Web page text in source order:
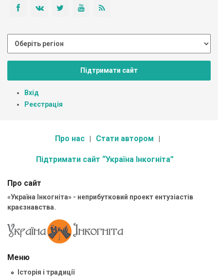
Підтримати сайт
Вхід
Реєстрація
Про нас Стати автором
Підтримати сайт “Україна Інкогніта”
Про сайт
«Україна Інкогніта» - неприбутковий проект ентузіастів
краєзнавства.
Меню
Історія і традиції